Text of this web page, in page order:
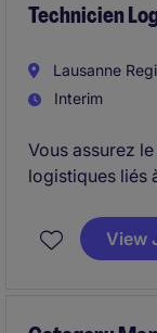
interests.
Technicien
Lausanne
Interim
Vous assurez
logistiques liés
circulation des
View